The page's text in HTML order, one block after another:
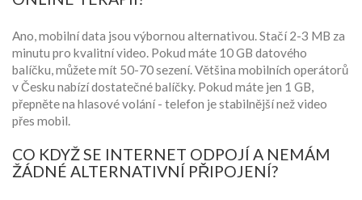
Ano, mobilní data jsou výbornou alternativou. Stačí 2-3 MB za
minutu pro kvalitní video. Pokud máte 10 GB datového
balíčku, můžete mít 50-70 sezení. Většina mobilních operátorů
v Česku nabízí dostatečné balíčky. Pokud máte jen 1 GB,
přepněte na hlasové volání - telefon je stabilnější než video
přes mobil.
CO KDYŽ SE INTERNET ODPOJÍ A NEMÁM
ŽÁDNÉ ALTERNATIVNÍ PŘIPOJENÍ?